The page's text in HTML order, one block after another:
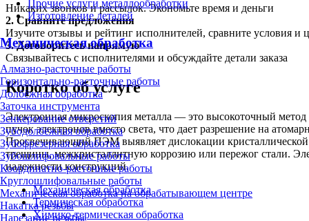
Прочие услуги металлообработки
Изготовление деталей
Механическая обработка
Алмазно-расточные работы
Горизонтально-расточные работы
Долбёжная обработка
Заточка инструмента
Зенкерование отверстий
Зубодолбёжная обработка
Зубофрезерная обработка
Зубошлифовальные работы
Координатно-расточные работы
Круглошлифовальные работы
Механическая обработка на обрабатывающем центре
Накатка резьбы
Нарезание резьбы
Никаких звонков и рассылок. Экономьте время и деньги
2. Сравните предложения
Изучите отзывы и рейтинг исполнителей, сравните условия и
3.Договоритесь напрямую
Связывайтесь с исполнителями и обсуждайте детали заказа
Коротко об услуге
Электронная микроскопия металла — это высокоточный
пучок электронов вместо света, что дает разрешение на
Просвечивающий ПЭМ выявляет дислокации
трещины, межкристаллитную коррозию или пережог стали.
надежности конструкций.
Механическая обработка
Термическая обработка
Химико-термическая обработка